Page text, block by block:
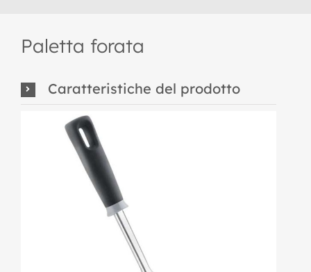
Paletta forata
Caratteristiche del prodotto